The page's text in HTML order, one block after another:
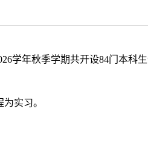
6学年秋季学期共开设84门本科
为实习。